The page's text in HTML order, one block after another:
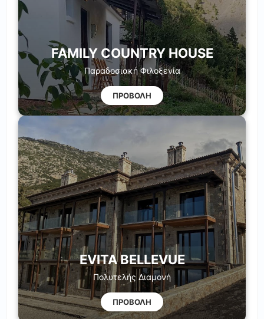
FAMILY COUNTRY HOUSE
Παραδοσιακή Φιλοξενία
ΠΡΟΒΟΛΗ
EVITA BELLEVUE
Πολυτελής Διαμονή
ΠΡΟΒΟΛΗ